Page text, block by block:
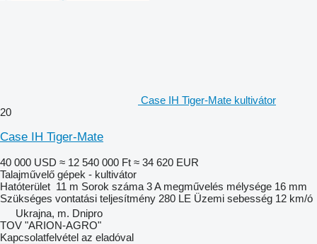
Case IH Tiger-Mate kultivátor
20
Case IH Tiger-Mate
40 000 USD ≈ 12 540 000 Ft ≈ 34 620 EUR
Talajművelő gépek - kultivátor
Hatóterület 11 m Sorok száma 3A megművelés mélysége 16 mm
Szükséges vontatási teljesítmény 280 LE Üzemi sebesség 12 km/ó
Ukrajna, m. Dnipro
TOV "ARION-AGRO"
Kapcsolatfelvétel az eladóval